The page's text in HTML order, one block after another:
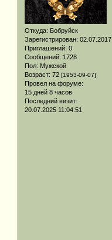
Откуда: Бобруйск
Зарегистрирован: 02.07.2017
Приглашений: 0
Сообщений: 1728
Пол: Мужской
Возраст: 72 [1953-09-07]
Провел на форуме:
15 дней 8 часов
Последний визит:
20.07.2025 11:04:51